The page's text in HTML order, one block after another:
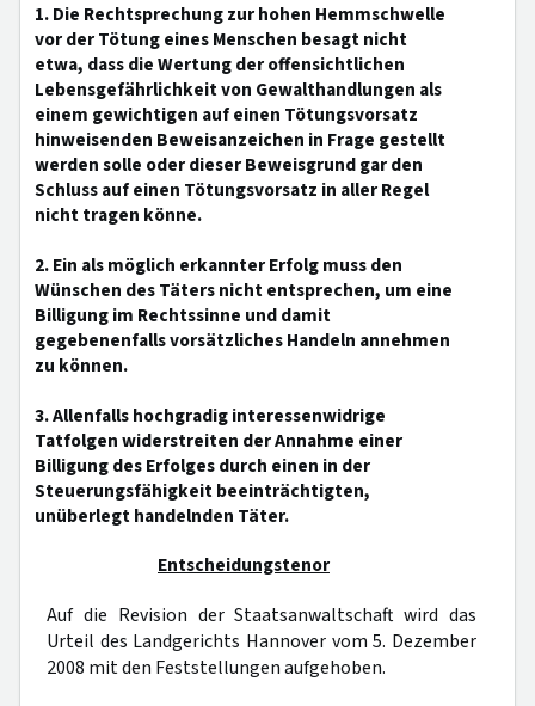
1. Die Rechtsprechung zur hohen Hemmschwelle
vor der Tötung eines Menschen besagt nicht
etwa, dass die Wertung der offensichtlichen
Lebensgefährlichkeit von Gewalthandlungen als
einem gewichtigen auf einen Tötungsvorsatz
hinweisenden Beweisanzeichen in Frage gestellt
werden solle oder dieser Beweisgrund gar den
Schluss auf einen Tötungsvorsatz in aller Regel
nicht tragen könne.
2. Ein als möglich erkannter Erfolg muss den
Wünschen des Täters nicht entsprechen, um eine
Billigung im Rechtssinne und damit
gegebenenfalls vorsätzliches Handeln annehmen
zu können.
3. Allenfalls hochgradig interessenwidrige
Tatfolgen widerstreiten der Annahme einer
Billigung des Erfolges durch einen in der
Steuerungsfähigkeit beeinträchtigten,
unüberlegt handelnden Täter.
Entscheidungstenor
Auf die Revision der Staatsanwaltschaft wird das
Urteil des Landgerichts Hannover vom 5. Dezember
2008 mit den Feststellungen aufgehoben.